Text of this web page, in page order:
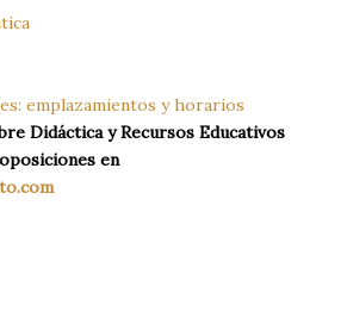
emplazamientos y horarios
Didáctica y Recursos Educativos
en